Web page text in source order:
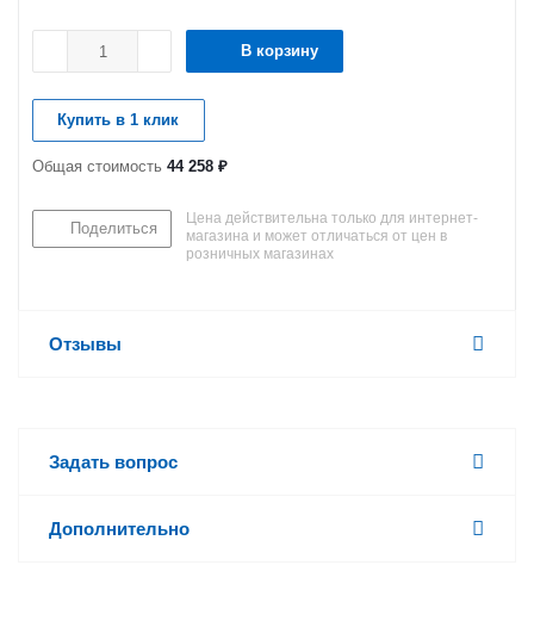
В корзину
Купить в 1 клик
Общая стоимость 44 258 ₽
Поделиться
Цена действительна только для интернет-
магазина и может отличаться от цен в
розничных магазинах
Отзывы
Задать вопрос
Дополнительно